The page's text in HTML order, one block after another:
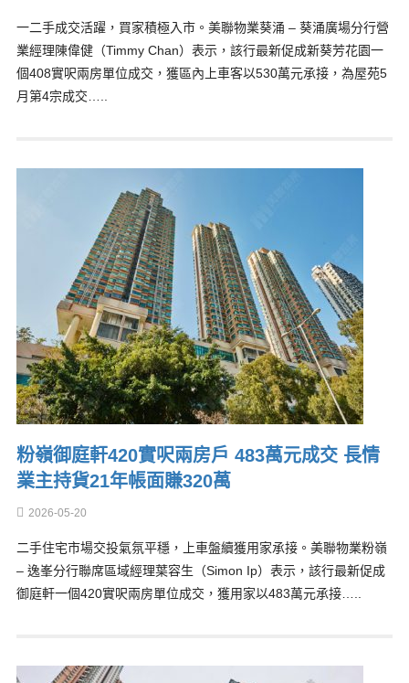
一二手成交活躍，買家積極入市。美聯物業葵涌 – 葵涌廣場分行營
業經理陳偉健（Timmy Chan）表示，該行最新促成新葵芳花園一
個408實呎兩房單位成交，獲區內上車客以530萬元承接，為屋苑5
月第4宗成交…..
粉嶺御庭軒420實呎兩房戶 483萬元成交 長情
業主持貨21年帳面賺320萬
2026-05-20
二手住宅市場交投氣氛平穩，上車盤續獲用家承接。美聯物業粉嶺
– 逸峯分行聯席區域經理葉容生（Simon Ip）表示，該行最新促成
御庭軒一個420實呎兩房單位成交，獲用家以483萬元承接…..